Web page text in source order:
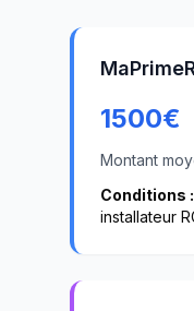
1500€
Montant
Conditions :
installateur